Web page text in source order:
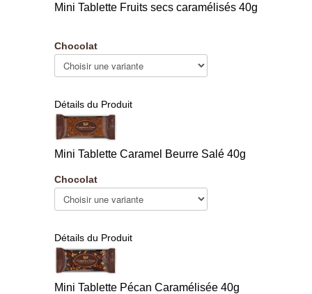
Mini Tablette Fruits secs caramélisés 40g
Chocolat
Détails du Produit
Mini Tablette Caramel Beurre Salé 40g
Chocolat
Détails du Produit
Mini Tablette Pécan Caramélisée 40g